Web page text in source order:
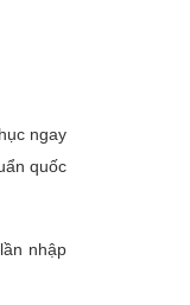
ngay
quốc
nhập